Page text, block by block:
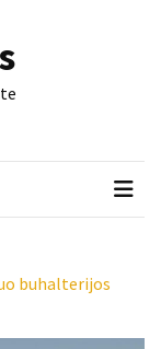
buhalterijos